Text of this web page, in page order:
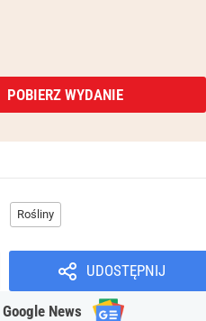
POBIERZ WYDANIE
Rośliny
UDOSTĘPNIJ
Google News